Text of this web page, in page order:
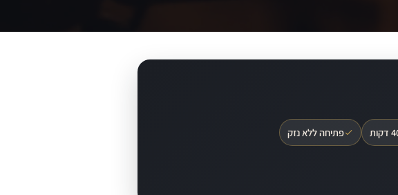
פתיחה ללא נזק